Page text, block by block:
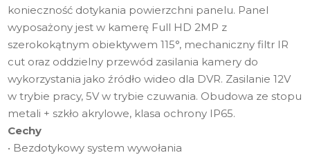
konieczność dotykania powierzchni panelu. Panel
wyposażony jest w kamerę Full HD 2MP z
szerokokątnym obiektywem 115°, mechaniczny filtr IR
cut oraz oddzielny przewód zasilania kamery do
wykorzystania jako źródło wideo dla DVR. Zasilanie 12V
w trybie pracy, 5V w trybie czuwania. Obudowa ze stopu
metali + szkło akrylowe, klasa ochrony IP65.
Cechy
• Bezdotykowy system wywołania